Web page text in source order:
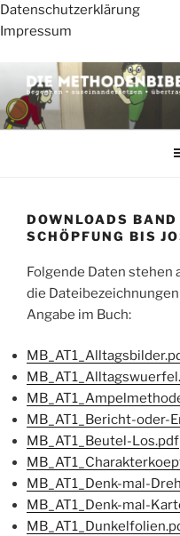
Datenschutzerklärung
Impressum
Inhalt
springen
DIE
AT – von Schöpfung bis
DOWNLOADS
SCHÖPFUNG BIS
Folgende Daten stehen
die
Angabe im Buch:
MB_AT1_Bericht-oder-
MB_AT1_Beutel-Los.pdf
MB_AT1_Denk-mal-
MB_AT1_Denk-mal-